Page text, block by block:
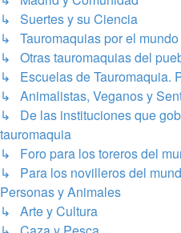
↳ Suertes y su Ciencia
↳ Tauromaquias por el mundo
↳ Otras tauromaquias del
↳ Escuelas de Tauromaquia.
↳ Animalistas, Veganos y
↳ De las instituciones que
tauromaquia
↳ Foro para los toreros del
↳ Para los novilleros del
Personas y Animales
↳ Arte y Cultura